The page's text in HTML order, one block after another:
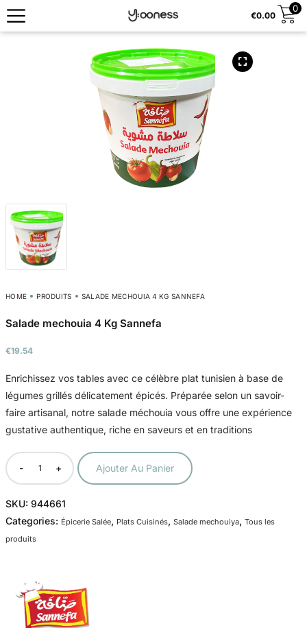
€0.00
0
HOME PRODUITS SALADE MECHOUIA 4 KG SANNEFA
Salade mechouia 4 Kg Sannefa
€19.54
Enrichissez vos tables avec ce célèbre plat tunisien à base de
légumes grillés délicatement épicés. Préparée selon un savoir-
faire artisanal, notre salade méchouia vous offre une expérience
gustative authentique, riche en saveurs et en traditions
- + Ajouter Au Panier
SKU: 944661
Categories: Épicerie Salée, Plats Cuisinés, Salade mechouiya, Tous les
produits